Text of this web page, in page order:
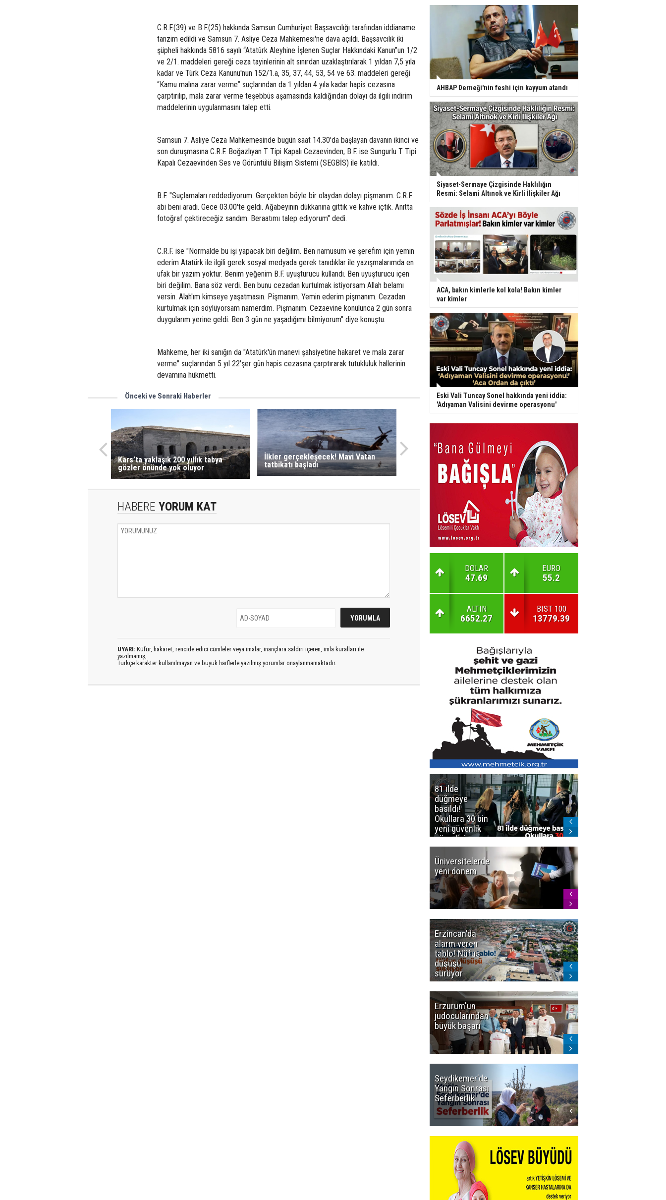
C.R.F.(39) ve B.F.(25) hakkında Samsun Cumhuriyet Başsavcılığı tarafından iddianame
tanzim edildi ve Samsun 7. Asliye Ceza Mahkemesi'ne dava açıldı. Başsavcılık iki
şüpheli hakkında 5816 sayılı “Atatürk Aleyhine İşlenen Suçlar Hakkındaki Kanun”un 1/2
ve 2/1. maddeleri gereği ceza tayinlerinin alt sınırdan uzaklaştırılarak 1 yıldan 7,5 yıla
kadar ve Türk Ceza Kanunu'nun 152/1.a, 35, 37, 44, 53, 54 ve 63. maddeleri gereği
“Kamu malına zarar verme” suçlarından da 1 yıldan 4 yıla kadar hapis cezasına
çarptırılıp, mala zarar verme teşebbüs aşamasında kaldığından dolayı da ilgili indirim
maddelerinin uygulanmasını talep etti.
Samsun 7. Asliye Ceza Mahkemesinde bugün saat 14.30'da başlayan davanın ikinci ve
son duruşmasına C.R.F. Boğazlıyan T Tipi Kapalı Cezaevinden, B.F. ise Sungurlu T Tipi
Kapalı Cezaevinden Ses ve Görüntülü Bilişim Sistemi (SEGBİS) ile katıldı.
B.F. "Suçlamaları reddediyorum. Gerçekten böyle bir olaydan dolayı pişmanım. C.R.F
abi beni aradı. Gece 03.00'te geldi. Ağabeyinin dükkanına gittik ve kahve içtik. Anıtta
fotoğraf çektireceğiz sandım. Beraatımı talep ediyorum" dedi.
C.R.F. ise "Normalde bu işi yapacak biri değilim. Ben namusum ve şerefim için yemin
ederim Atatürk ile ilgili gerek sosyal medyada gerek tanıdıklar ile yazışmalarımda en
ufak bir yazım yoktur. Benim yeğenim B.F. uyuşturucu kullandı. Ben uyuşturucu içen
biri değilim. Bana söz verdi. Ben bunu cezadan kurtulmak istiyorsam Allah belamı
versin. Alah'ım kimseye yaşatmasın. Pişmanım. Yemin ederim pişmanım. Cezadan
kurtulmak için söylüyorsam namerdim. Pişmanım. Cezaevine konulunca 2 gün sonra
duygularım yerine geldi. Ben 3 gün ne yaşadığımı bilmiyorum" diye konuştu.
Mahkeme, her iki sanığın da "Atatürk'ün manevi şahsiyetine hakaret ve mala zarar
verme" suçlarından 5 yıl 22'şer gün hapis cezasına çarptırarak tutukluluk hallerinin
devamına hükmetti.
Önceki ve Sonraki Haberler
Kars’ta yaklaşık 200 yıllık tabya
gözler önünde yok oluyor
İlkler gerçekleşecek! Mavi Vatan
tatbikatı başladı
HABERE YORUM KAT
UYARI: Küfür, hakaret, rencide edici cümleler veya imalar, inançlara saldırı içeren, imla kuralları ile
yazılmamış,
Türkçe karakter kullanılmayan ve büyük harflerle yazılmış yorumlar onaylanmamaktadır.
AHBAP Derneği'nin feshi için kayyum atandı
Siyaset-Sermaye Çizgisinde Haklılığın
Resmi: Selami Altınok ve Kirli İlişkiler Ağı
ACA, bakın kimlerle kol kola! Bakın kimler
var kimler
Eski Vali Tuncay Sonel hakkında yeni iddia:
'Adıyaman Valisini devirme operasyonu'
DOLAR
47.69
EURO
55.2
ALTIN
6652.27
BIST 100
13779.39
81 ilde
düğmeye
basıldı!
Okullara 30 bin
yeni güvenlik
görevlisi
Üniversitelerde
yeni dönem
Erzincan'da
alarm veren
tablo! Nüfus
düşüşü
sürüyor
Erzurum'un
judocularından
büyük başarı
Seydikemer'de
Yangın Sonrası
Seferberlik